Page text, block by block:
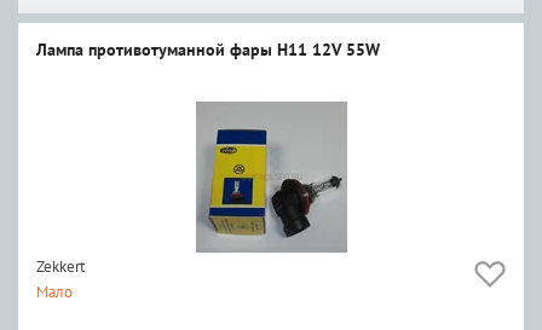
Лампа противотуманной фары H11 12V 55W
Zekkert
Мало